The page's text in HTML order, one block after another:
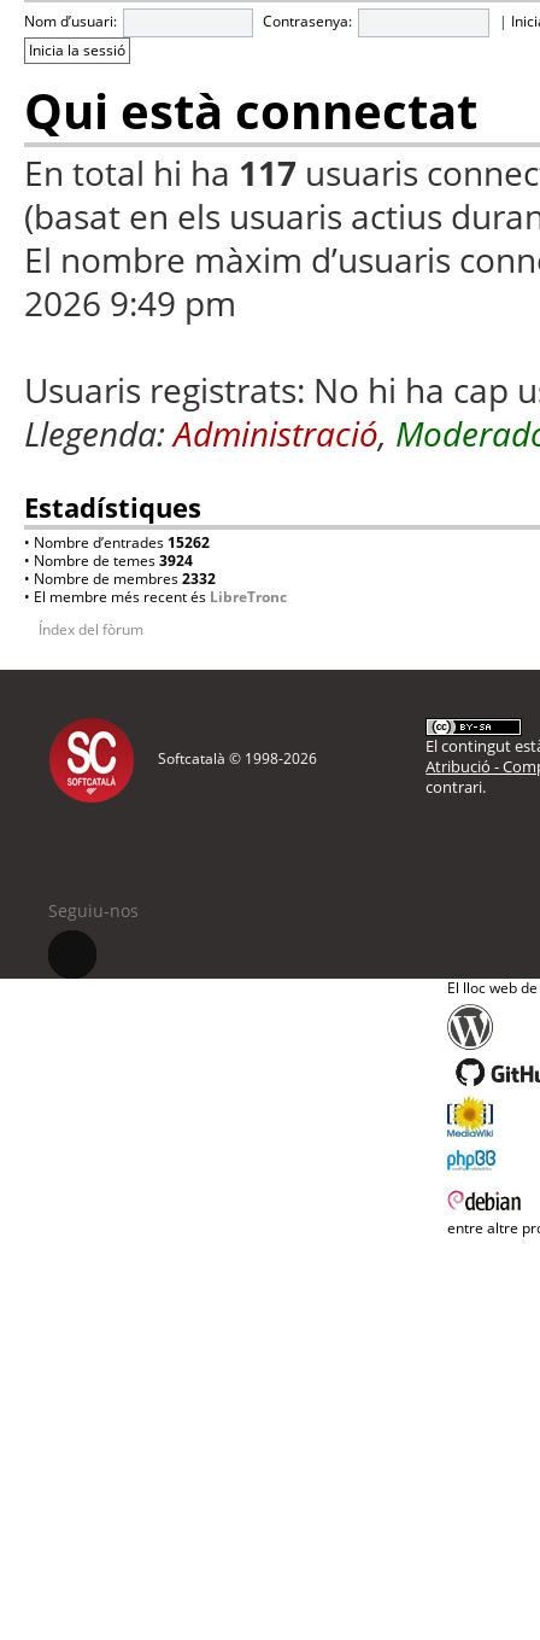
Nom d’usuari: Contrasenya: |
Qui està connectat
En total hi ha 117 usuaris
(basat en els usuaris actius
El nombre màxim d’usuaris
2026 9:49 pm
Usuaris registrats: No hi ha cap
Llegenda:Administració,
Estadístiques
• Nombre d’entrades 15262
• Nombre de temes3924
• Nombre de membres2332
• El membre més recent és LibreTronc
Índex del fòrum
Softcatalà © 1998-2026
El contingut
Atribució -
contrari.
Seguiu-nos
El lloc web
entre altre